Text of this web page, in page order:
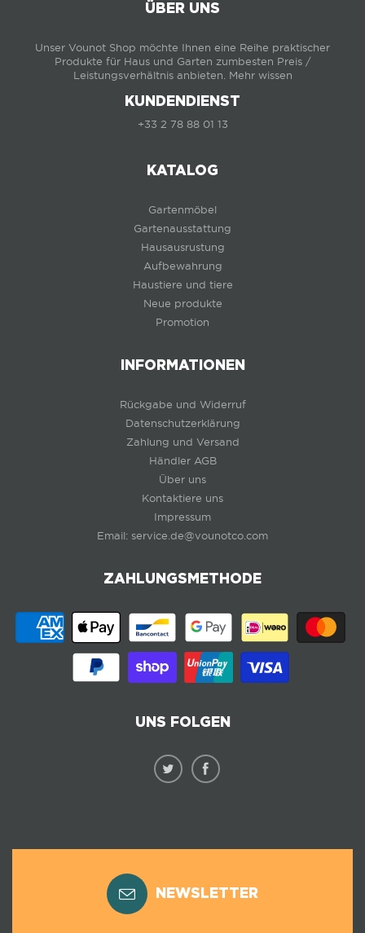
ÜBER UNS
Unser Vounot Shop möchte Ihnen eine Reihe praktischer
Produkte für Haus und Garten zumbesten Preis /
Leistungsverhältnis anbieten.
Mehr wissen
KUNDENDIENST
+33 2 78 88 01 13
KATALOG
Gartenmöbel
Gartenausstattung
Hausausrustung
Aufbewahrung
Haustiere und tiere
Neue produkte
Promotion
INFORMATIONEN
Rückgabe und Widerruf
Datenschutzerklärung
Zahlung und Versand
Händler AGB
Über uns
Kontaktiere uns
Impressum
Email: service.de@vounotco.com
ZAHLUNGSMETHODE
UNS FOLGEN
NEWSLETTER